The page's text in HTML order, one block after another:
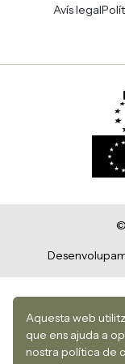
Aquesta web
que ens ajuda a
nostra política de
Avís legal